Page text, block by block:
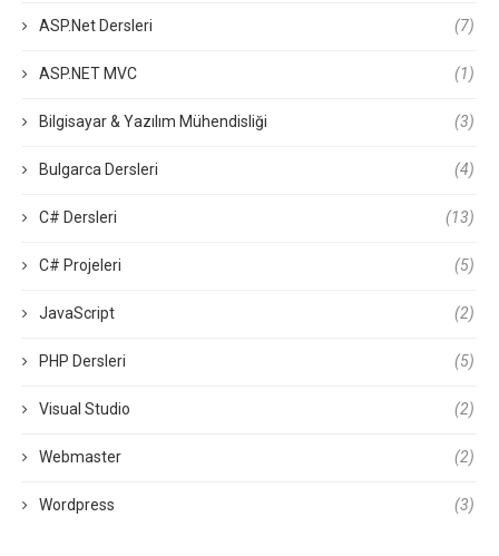
ASP.Net Dersleri (7)
ASP.NET MVC (1)
Bilgisayar & Yazılım Mühendisliği (3)
Bulgarca Dersleri (4)
C# Dersleri (13)
C# Projeleri (5)
JavaScript (2)
PHP Dersleri (5)
Visual Studio (2)
Webmaster (2)
Wordpress (3)